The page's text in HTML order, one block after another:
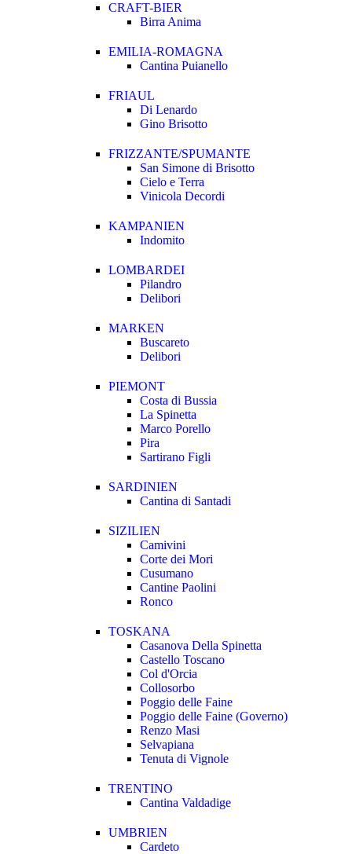
CRAFT-BIER
Birra Anima
EMILIA-ROMAGNA
Cantina Puianello
FRIAUL
Di Lenardo
Gino Brisotto
FRIZZANTE/SPUMANTE
San Simone di Brisotto
Cielo e Terra
Vinicola Decordi
KAMPANIEN
Indomito
LOMBARDEI
Pilandro
Delibori
MARKEN
Buscareto
Delibori
PIEMONT
Costa di Bussia
La Spinetta
Marco Porello
Pira
Sartirano Figli
SARDINIEN
Cantina di Santadi
SIZILIEN
Camivini
Corte dei Mori
Cusumano
Cantine Paolini
Ronco
TOSKANA
Casanova Della Spinetta
Castello Toscano
Col d'Orcia
Collosorbo
Poggio delle Faine
Poggio delle Faine (Governo)
Renzo Masi
Selvapiana
Tenuta di Vignole
TRENTINO
Cantina Valdadige
UMBRIEN
Cardeto